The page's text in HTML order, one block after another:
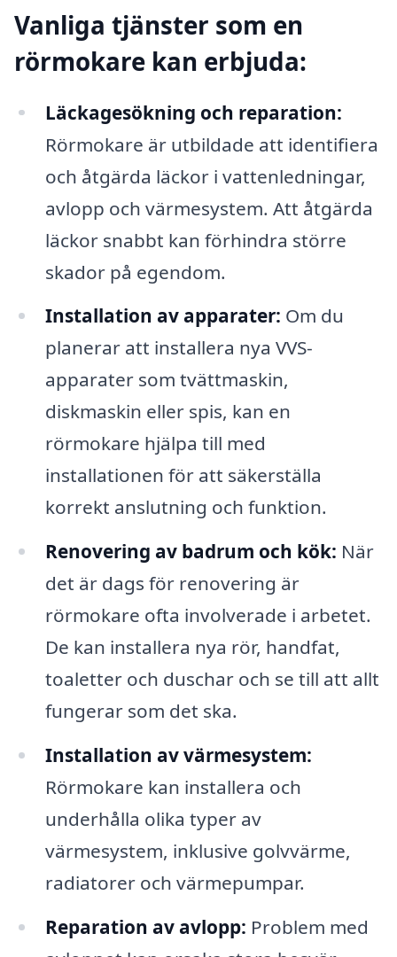
Vanliga tjänster som en
rörmokare kan erbjuda:
Läckagesökning och reparation:
Rörmokare är utbildade att identifiera
och åtgärda läckor i vattenledningar,
avlopp och värmesystem. Att åtgärda
läckor snabbt kan förhindra större
skador på egendom.
Installation av apparater: Om du
planerar att installera nya VVS-
apparater som tvättmaskin,
diskmaskin eller spis, kan en
rörmokare hjälpa till med
installationen för att säkerställa
korrekt anslutning och funktion.
Renovering av badrum och kök: När
det är dags för renovering är
rörmokare ofta involverade i arbetet.
De kan installera nya rör, handfat,
toaletter och duschar och se till att allt
fungerar som det ska.
Installation av värmesystem:
Rörmokare kan installera och
underhålla olika typer av
värmesystem, inklusive golvvärme,
radiatorer och värmepumpar.
Reparation av avlopp: Problem med